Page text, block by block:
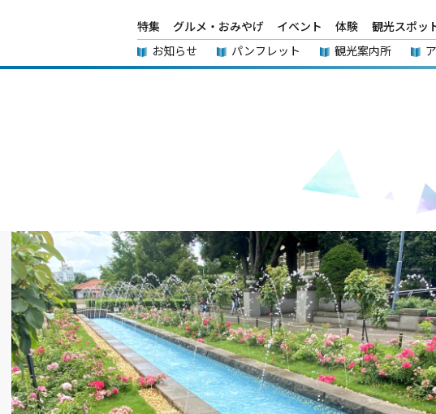
特集 グルメ・おみやげ イベント 体験
観光スポッ
お知らせ
パンフレット 観光案内所